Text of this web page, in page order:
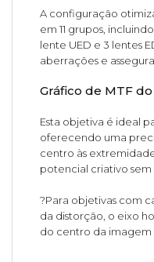
A configuração
em 11 grupos,
lente UED e 3 lentes
aberrações e
Gráfico de MTF
Esta objetiva é ideal
oferecendo uma
centro às
potencial criativo sem
?Para objetivas com
da distorção, o eixo
do centro da imagem